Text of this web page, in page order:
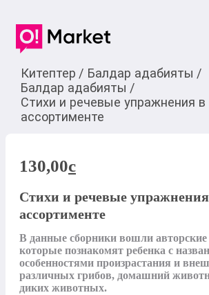
Китептер / Балдар адабияты /
Балдар адабияты /
Стихи и речевые упражнения в
ассортименте
130,00c
Стихи и речевые
ассортименте
В данные сборники вошли авторские
которые познакомят ребенка с
особенностями произрастания и
различных грибов, домашний
диких животных.